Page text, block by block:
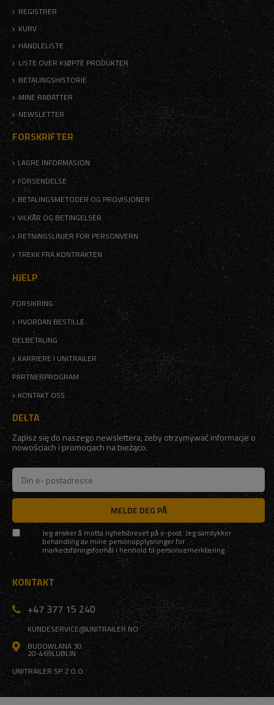
REGISTRER
KURV
HANDLELISTE
LISTE OVER KJØPTE PRODUKTER
BETALINGSHISTORIE
MINE RABATTER
NEWSLETTER
FORSKRIFTER
LAGRE INFORMASJON
FORSENDELSE
BETALINGSMETODER OG PROVISJONER
VILKÅR OG BETINGELSER
RETNINGSLINJER FOR PERSONVERN
TREKK FRA KONTRAKTEN
HJELP
FORSIKRING
HVORDAN BESTILLE
DELBETALING
KARRIERE I UNITRAILER
PARTNERPROGRAM
KONTAKT OSS
DELTA
Zapisz się do naszego newslettera, żeby otrzymywać informacje o
nowościach i promocjach na bieżąco.
MELDE DEG PÅ
Jeg ønsker å motta nyhetsbrevet på e-post. Jeg samtykker
behandling av mine personopplysninger for
markedsføringsformål i henhold til personvernerklæring
KONTAKT
+47 377 15 240
KUNDESERVICE@UNITRAILER.NO
BUDOWLANA 30
20-469LUBLIN
UNITRAILER SP. Z O.O.